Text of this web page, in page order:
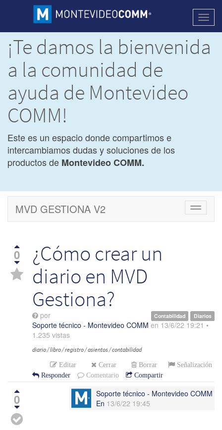
¡Te damos la bienvenida
a la comunidad de
ayuda de Montevideo
COMM!
Este es un espacio donde compartimos e
intercambiamos dudas y soluciones de los
productos de Montevideo COMM.
Cambiar
MVD GESTIONA V2
0
¿Cómo crear un
diario en MVD
Gestiona?
Contabilidad Diarios
por
Soporte técnico - Montevideo COMM en 13/6/22 19:21 •
1.235 vistas
diario / libro / registro / asientos / contabilidad
Editar Cerrar Borrar
Señalización
Responder
Comentario Compartir
0
Soporte técnico - Montevideo COMM
En 13/6/22 19:45